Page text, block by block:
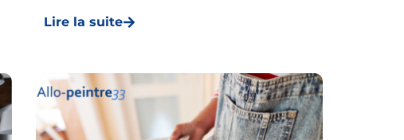
Lire la suite